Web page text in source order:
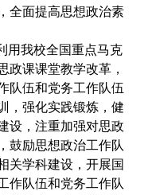
全面提高思想政治素
用我校全国重点马克
政课课堂教学改革，
队伍和党务工作队伍
，强化实践锻炼，健
设，注重加强对思政
鼓励思想政治工作队
关学科建设，开展国
作队伍和党务工作队